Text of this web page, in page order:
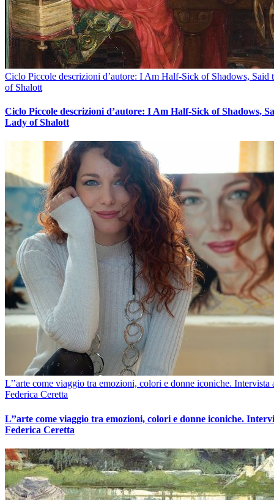
Ciclo Piccole descrizioni d’autore: I Am Half-Sick of Shadows, Said
of Shalott
Ciclo Piccole descrizioni d’autore: I Am Half-Sick of Shadows,
Lady of Shalott
L’’arte come viaggio tra emozioni, colori e donne iconiche. Intervista
Federica Ceretta
L’’arte come viaggio tra emozioni, colori e donne iconiche.
Federica Ceretta